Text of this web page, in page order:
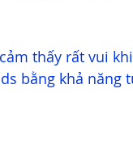
thấy rất vui
bằng khả năng